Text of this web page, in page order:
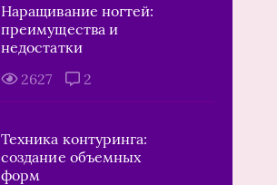
Наращивание ногтей:
преимущества и
недостатки
2627
2
Техника контуринга:
создание объемных
форм